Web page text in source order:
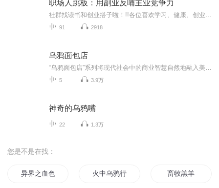
职场人跳板：用副业反哺主业竞争力
91 2918
乌鸦面包店
5 3.9万
神奇的乌鸦嘴
22 1.3万
您是不是在找：
异界之血色乌鸦 火中乌鸦行 畜牧羔羊